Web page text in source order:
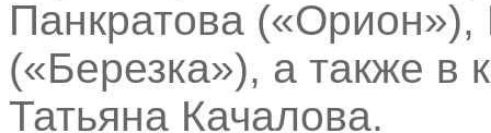
Панкратова
(«Березка»), а также в
Татьяна Качалова.